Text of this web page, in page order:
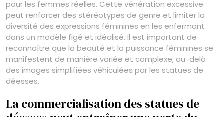
pour les femmes réelles. Cette vénération excessive
peut renforcer des stéréotypes de genre et limiter la
diversité des expressions féminines en les enfermant
dans un modèle figé et idéalisé. Il est important de
reconnaître que la beauté et la puissance féminines se
manifestent de manière variée et complexe, au-delà
des images simplifiées véhiculées par les statues de
déesses.
La commercialisation des statues de